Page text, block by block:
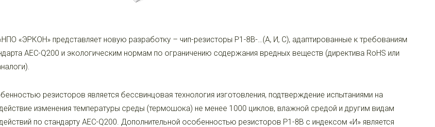
«ЭРКОН» представляет новую разработку – чип-резисторы Р1-8В-…(А, И, С), адаптированные к требованиям
AEC-Q200 и экологическим нормам по ограничению содержания вредных веществ (директива RoHS или
резисторов является бессвинцовая технология изготовления, подтверждение испытаниями на
изменения температуры среды (термошока) не менее 1000 циклов, влажной средой и другим видам
по стандарту AEC-Q200. Дополнительной особенностью резисторов Р1-8В с индексом «И» является